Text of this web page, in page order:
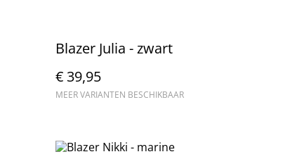
Blazer Julia - zwart
€ 39,95
MEER VARIANTEN BESCHIKBAAR